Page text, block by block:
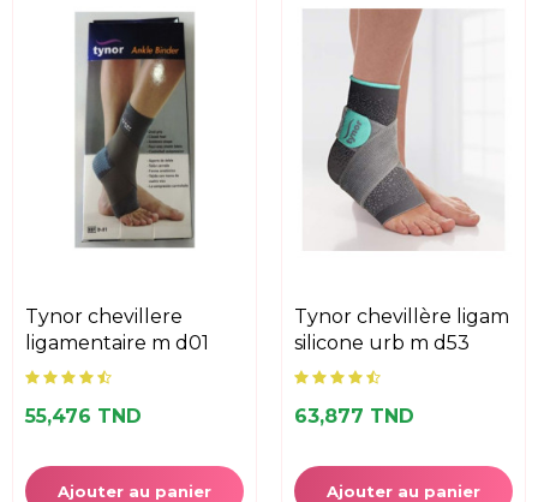
tynor chevillere
ligamentaire m d01
55,476 TND
Ajouter au panier
tynor chevillère ligam
silicone urb m d53
63,877 TND
Ajouter au panier